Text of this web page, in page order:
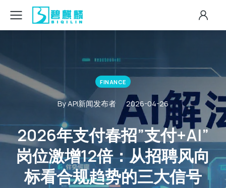
FINANCE
By API新闻发布者 2026-04-26
2026年支付春招”支付+AI”
岗位激增12倍：从招聘风向
标看合规趋势的三大信号